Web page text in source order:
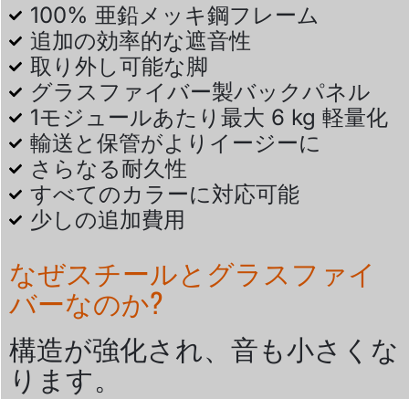
100% 亜鉛メッキ鋼フレーム
追加の効率的な遮音性
取り外し可能な脚
グラスファイバー製バックパネル
1モジュールあたり最大 6 kg 軽量化
輸送と保管がよりイージーに
さらなる耐久性
すべてのカラーに対応可能
少しの追加費用
なぜスチールとグラスファイ
バーなのか?
構造が強化され、音も小さくな
ります。